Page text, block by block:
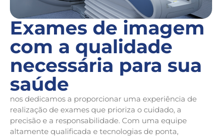
Exames de imagem
com a qualidade
necessária para sua
saúde
nos dedicamos a proporcionar uma experiência de
realização de exames que prioriza o cuidado, a
precisão e a responsabilidade. Com uma equipe
altamente qualificada e tecnologias de ponta,